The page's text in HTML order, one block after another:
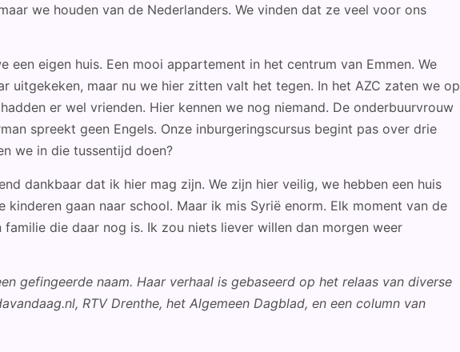
we houden van de Nederlanders. We vinden dat ze veel voor ons
een eigen huis. Een mooi appartement in het centrum van Emmen. We
uitgekeken, maar nu we hier zitten valt het tegen. In het AZC zaten we op
er wel vrienden. Hier kennen we nog niemand. De onderbuurvrouw
spreekt geen Engels. Onze inburgeringscursus begint pas over drie
we in die tussentijd doen?
dankbaar dat ik hier mag zijn. We zijn hier veilig, we hebben een huis
kinderen gaan naar school. Maar ik mis Syrië enorm. Elk moment van de
familie die daar nog is. Ik zou niets liever willen dan morgen weer
gefingeerde naam. Haar verhaal is gebaseerd op het relaas van diverse
RTV Drenthe, het Algemeen Dagblad, en een column van